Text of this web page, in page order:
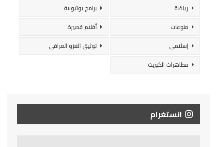
رياضة
برامج يوتيوبية
منوعات
أفلام قصيرة
إسلامي
توثيق الغزو العراقي
مظاهرات الكويت
انستغرام